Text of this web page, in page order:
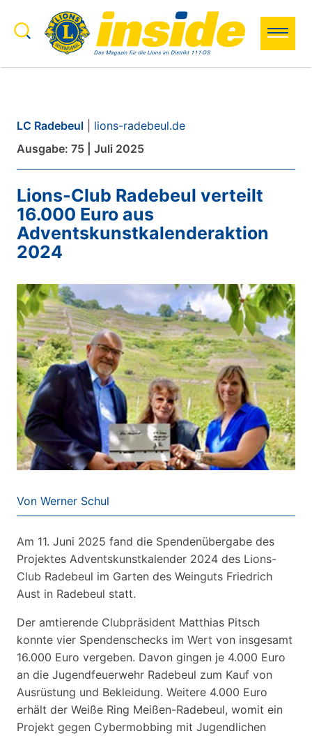
Zum Inhalt springen
Search to:
Search
LC Radebeul
lions-radebeul.de
Ausgabe: 75 | Juli 2025
Lions-Club Radebeul verteilt
16.000 Euro aus
Adventskunstkalenderaktion
2024
Von Werner Schul
Am 11. Juni 2025 fand die Spendenübergabe des
Projektes Adventskunstkalender 2024 des Lions-
Club Radebeul im Garten des Weinguts Friedrich
Aust in Radebeul statt.
Der amtierende Clubpräsident Matthias Pitsch
konnte vier Spendenschecks im Wert von insgesamt
16.000 Euro vergeben. Davon gingen je 4.000 Euro
an die Jugendfeuerwehr Radebeul zum Kauf von
Ausrüstung und Bekleidung. Weitere 4.000 Euro
erhält der Weiße Ring Meißen-Radebeul, womit ein
Projekt gegen Cybermobbing mit Jugendlichen